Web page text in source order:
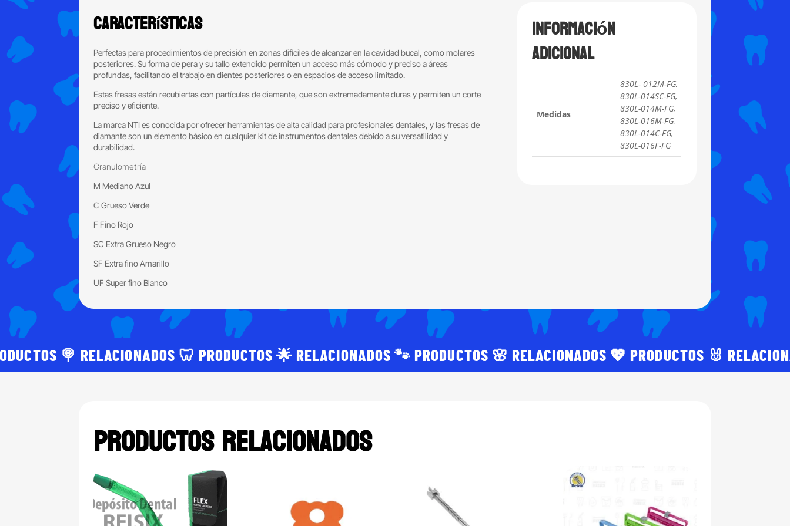
Características
Perfectas para procedimientos de precisión en zonas difíciles de alcanzar en la cavidad bucal, como molares
posteriores. Su forma de pera y su tallo extendido permiten un acceso más cómodo y preciso a áreas
profundas, facilitando el trabajo en dientes posteriores o en espacios de acceso limitado.
Estas fresas están recubiertas con partículas de diamante, que son extremadamente duras y permiten un corte
preciso y eficiente.
La marca NTI es conocida por ofrecer herramientas de alta calidad para profesionales dentales, y las fresas de
diamante son un elemento básico en cualquier kit de instrumentos dentales debido a su versatilidad y
durabilidad.
Granulometría
M Mediano Azul
C Grueso Verde
F Fino Rojo
SC Extra Grueso Negro
SF Extra fino Amarillo
UF Super fino Blanco
Información
adicional
Medidas
830L- 012M-FG,
830L-014SC-FG,
830L-014M-FG,
830L-016M-FG,
830L-014C-FG,
830L-016F-FG
🍭 RELACIONADOS 🦷 PRODUCTOS 🌟 RELACIONADOS 🐾 PRODUCTOS 🌸 RELACIONADOS 💖 PRODUCTOS 🐰
Productos relacionados